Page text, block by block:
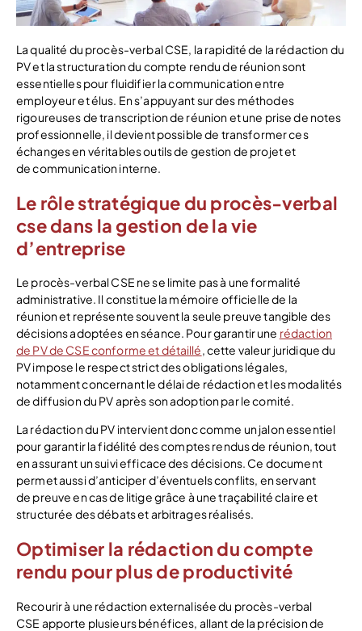
La qualité du procès-verbal CSE, la rapidité de la rédaction du
PV et la structuration du compte rendu de réunion sont
essentielles pour fluidifier la communication entre
employeur et élus. En s’appuyant sur des méthodes
rigoureuses de transcription de réunion et une prise de notes
professionnelle, il devient possible de transformer ces
échanges en véritables outils de gestion de projet et
de communication interne.
Le rôle stratégique du procès-verbal
cse dans la gestion de la vie
d’entreprise
Le procès-verbal CSE ne se limite pas à une formalité
administrative. Il constitue la mémoire officielle de la
réunion et représente souvent la seule preuve tangible des
décisions adoptées en séance. Pour garantir une rédaction
de PV de CSE conforme et détaillé, cette valeur juridique du
PV impose le respect strict des obligations légales,
notamment concernant le délai de rédaction et les modalités
de diffusion du PV après son adoption par le comité.
La rédaction du PV intervient donc comme un jalon essentiel
pour garantir la fidélité des comptes rendus de réunion, tout
en assurant un suivi efficace des décisions. Ce document
permet aussi d’anticiper d’éventuels conflits, en servant
de preuve en cas de litige grâce à une traçabilité claire et
structurée des débats et arbitrages réalisés.
Optimiser la rédaction du compte
rendu pour plus de productivité
Recourir à une rédaction externalisée du procès-verbal
CSE apporte plusieurs bénéfices, allant de la précision de